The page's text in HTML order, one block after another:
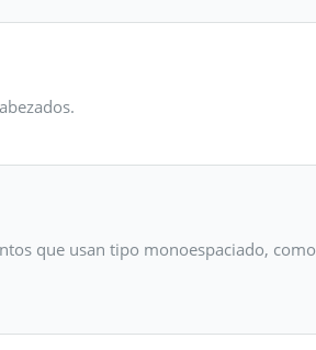
que usan tipo monoespaciado, como